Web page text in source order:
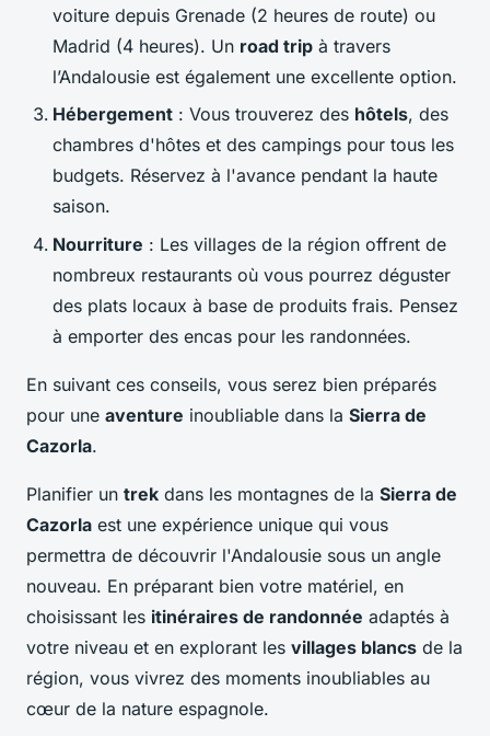
voiture depuis Grenade (2 heures de route) ou
Madrid (4 heures). Un road trip à travers
l’Andalousie est également une excellente option.
Hébergement : Vous trouverez des hôtels, des
chambres d'hôtes et des campings pour tous les
budgets. Réservez à l'avance pendant la haute
saison.
Nourriture : Les villages de la région offrent de
nombreux restaurants où vous pourrez déguster
des plats locaux à base de produits frais. Pensez
à emporter des encas pour les randonnées.
En suivant ces conseils, vous serez bien préparés
pour une aventure inoubliable dans la Sierra de
Cazorla.
Planifier un trek dans les montagnes de la Sierra de
Cazorla est une expérience unique qui vous
permettra de découvrir l'Andalousie sous un angle
nouveau. En préparant bien votre matériel, en
choisissant les itinéraires de randonnée adaptés à
votre niveau et en explorant les villages blancs de la
région, vous vivrez des moments inoubliables au
cœur de la nature espagnole.